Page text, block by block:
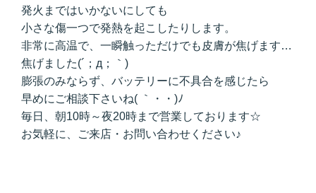
発火まではいかないにしても
小さな傷一つで発熱を起こしたりします。
非常に高温で、一瞬触っただけでも皮膚が焦げます…
焦げました(´；д；｀)
膨張のみならず、バッテリーに不具合を感じたら
早めにご相談下さいね( ｀・・)ﾉ
毎日、朝10時～夜20時まで営業しております☆
お気軽に、ご来店・お問い合わせください♪